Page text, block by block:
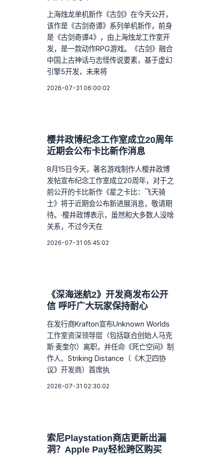
上海烛龙单机新作《古剑》在今天公开，
该作是《古剑奇谭》系列单机新作，前身
是《古剑奇谭4》，由上海烛龙工作室开
发，是一款动作RPG游戏。《古剑》融合
中国上古神话与志怪传说要素，基于虚幻
引擎5开发，未来将
2026-07-31 06:00:02
樱井政博纪念工作室成立20周年
近期会公布卡比新作消息
8月15日今天，著名游戏制作人樱井政博
发帖宣布纪念工作室成立20周年，对于之
前公开的卡比新作《星之卡比：飞天骑
士》将于近期会公布新进展消息，敬请期
待。·樱井政博表示，虽然和大多数人没啥
关系，不过今天在
2026-07-31 05:45:02
《深海迷航2》开发商发布公开
信 呼吁广大玩家保持耐心
在发行商Krafton宣布Unknown Worlds
工作室资深领导层（包括联合创始人马克
斯·麦奎尔）离职，并任命《死亡空间》制
作人、Striking Distance（《木卫四协
议》开发商）首席执
2026-07-31 02:30:02
索尼Playstation商店更新出漏
洞？Apple Pay轻松跨区购买